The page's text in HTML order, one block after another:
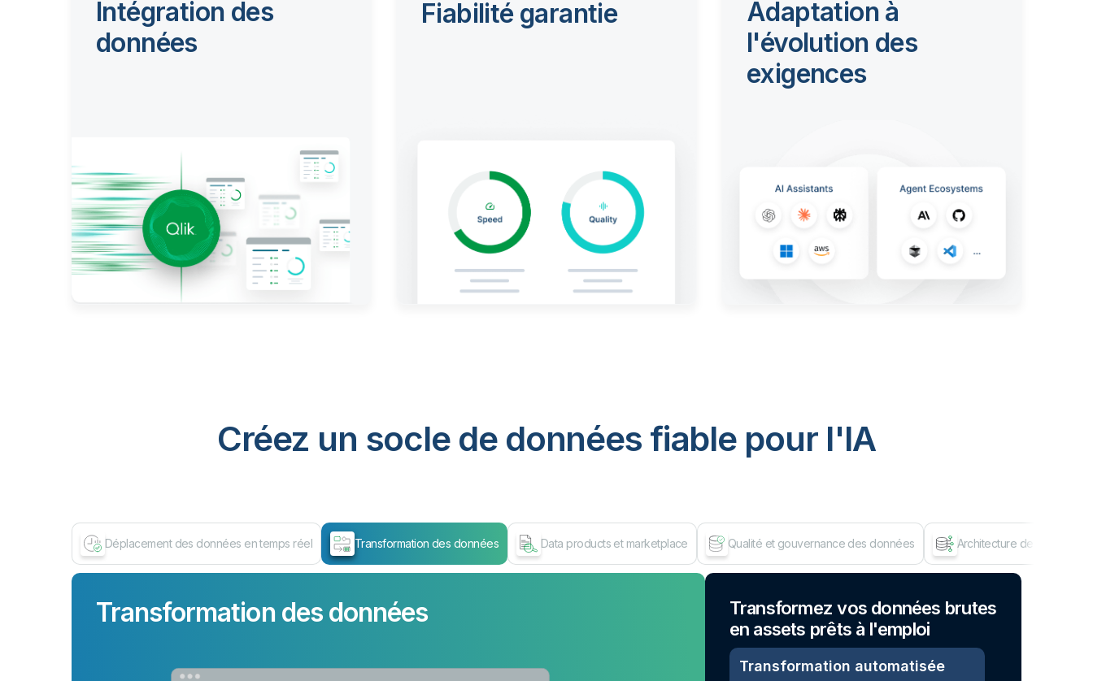
Intégration des
données
Fiabilité garantie
Adaptation à
l'évolution des
exigences
Créez un socle de données fiable pour I'IA
Déplacement des données en temps réel Transformation des données Data products et marketplace Qualité et gouvernance des données Architecture de données
Transformation des données
Transformez vos données brutes
en assets prêts à l'emploi
Transformation automatisée